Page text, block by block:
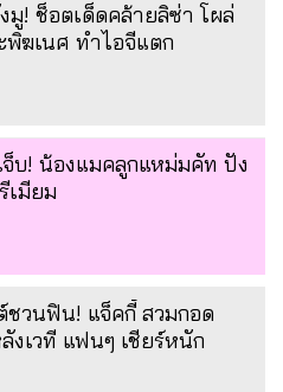
มู! ช็อตเด็ดคล้ายลิซ่า โผล่
พิฆเนศ ทำไอจีแตก
จ็บ! น้องแมคลูกแหม่มคัท ปัง
เมียม
ชวนฟิน! แจ็คกี้ สวมกอด
งเวที แฟนๆ เชียร์หนัก